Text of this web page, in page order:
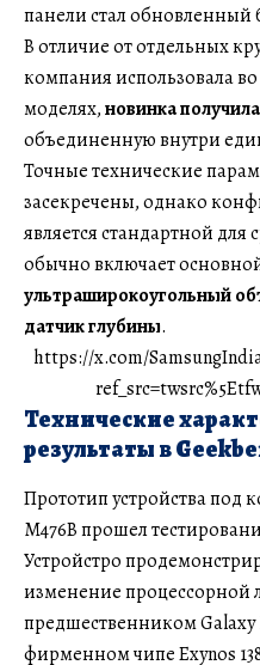
панели стал обновленный
В отличие от отдельных
компания использовала
моделях,новинка
объединенную внутри
Точные технические
засекречены, однако
является стандартной для
обычно включает
ультраширокоугольный
датчик глубины.
https://x.com/
Технические
результаты в
Прототип устройства под
M476B прошел
Устройстро
изменение процессорной
предшественником Galaxy
фирменном чипе Exynos